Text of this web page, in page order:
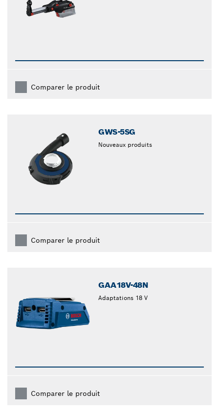
Comparer le produit
GWS-5SG
Nouveaux produits
Comparer le produit
GAA18V-48N
Adaptations 18 V
Comparer le produit